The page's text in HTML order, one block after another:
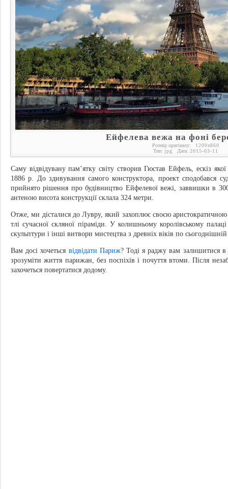
Ейфелева вежа на фоні
Розмір оригіналу: 1200x860
Тип: jpg Дата: 2015-03-11
Саму відвідувану пам’ятку світу створив Гюстав Ейфель, ескіз
1886 р. До здивування самого конструктора, проект сподобався
прийнято рішення про будівництво Ейфелевої вежі, заввишки в
антеною висота конструкції склала 324 метри.
Отже, ми дісталися до Лувру, який захоплює своєю
тлі сучасної скляної піраміди. У колишньому королівському палаці
скульптури і інші витвори мистецтва з древніх віків по
Вам досі хочеться відвідати Париж? Тоді я раджу вам залишитися в
зрозуміти життя парижан, без поспіхів і почуття втоми. Після
захочеться повертатися додому.